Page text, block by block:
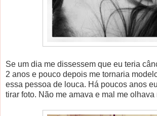
Se um dia me dissessem que eu teria
2 anos e pouco depois me tornaria
essa pessoa de louca. Há poucos anos
tirar foto. Não me amava e mal me olhava